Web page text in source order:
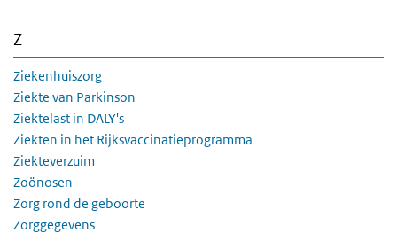
Z
Ziekenhuiszorg
Ziekte van Parkinson
Ziektelast in DALY's
Ziekten in het Rijksvaccinatieprogramma
Ziekteverzuim
Zoönosen
Zorg rond de geboorte
Zorggegevens